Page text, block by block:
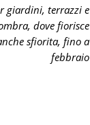
giardini, terrazzi e
dove fiorisce
sfiorita, fino a
febbraio